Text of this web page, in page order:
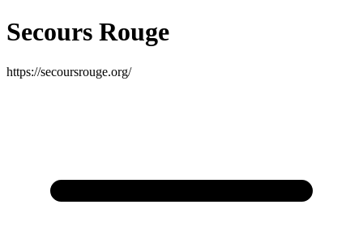
Secours Rouge
https://secoursrouge.org/